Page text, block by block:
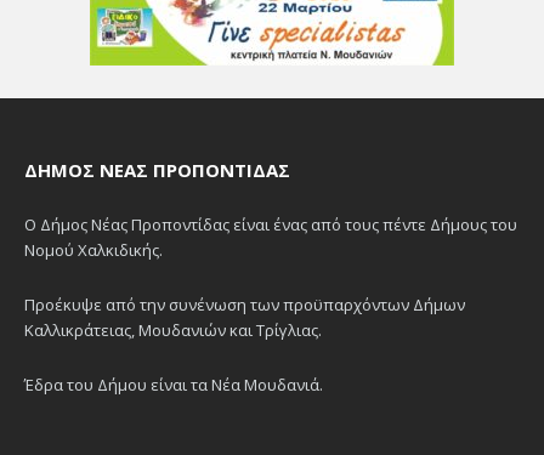
ΔΉΜΟΣ ΝΈΑΣ ΠΡΟΠΟΝΤΊΔΑΣ
Ο Δήμος Νέας Προποντίδας είναι ένας από τους πέντε Δήμους του
Νομού Χαλκιδικής.
Προέκυψε από την συνένωση των προϋπαρχόντων Δήμων
Καλλικράτειας, Μουδανιών και Τρίγλιας.
Έδρα του Δήμου είναι τα Νέα Μουδανιά.